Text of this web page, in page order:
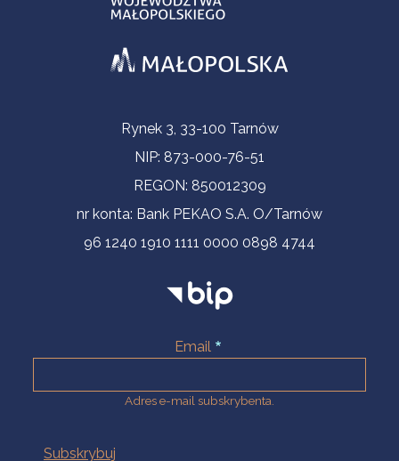
Informacje kontaktoweRynek 3, 33-100 Tarnów
NIP: 873-000-76-51
REGON: 850012309
nr konta: Bank PEKAO S.A. O/Tarnów
96 1240 1910 1111 0000 0898 4744
Email
Adres e-mail subskrybenta.